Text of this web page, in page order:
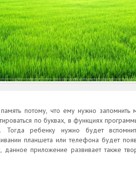
потому, что ему нужно запомнить
по буквах, в функциях
ребенку нужно будет
планшета или телефона будет
приложение развивает также